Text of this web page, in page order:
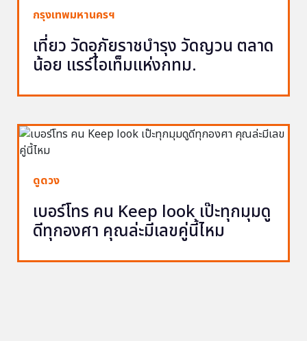
กรุงเทพมหานครฯ
เที่ยว วัดอุภัยราชบำรุง วัดญวน ตลาด
น้อย แรร์ไอเท็มแห่งกทม.
ดูดวง
เบอร์โทร คน Keep look เป๊ะทุกมุมดู
ดีทุกองศา คุณล่ะมีเลขคู่นี้ไหม